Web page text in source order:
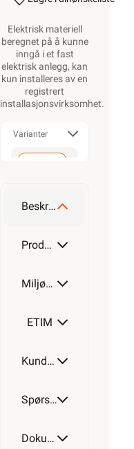
Elektrisk materiell
beregnet på å kunne
inngå i et fast
elektrisk anlegg, kan
kun installeres av en
registrert
installasjonsvirksomhet.
Varianter
Beskrivelse
Produktdetaljer
Miljøparametere
ETIM
Kundeomtale
Spørsmål og svar
Dokumentasjon